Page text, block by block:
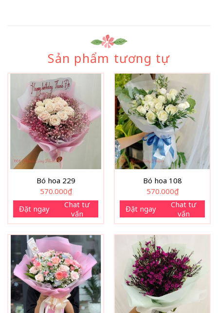
Sản phẩm tương tự
Bó hoa 229
570.000₫
Đặt ngay
Chat tư
vấn
Bó hoa 108
570.000₫
Đặt ngay
Chat tư
vấn